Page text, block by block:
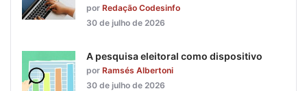
por Redação Codesinfo
30 de julho de 2026
A pesquisa eleitoral como dispositivo
por Ramsés Albertoni
30 de julho de 2026